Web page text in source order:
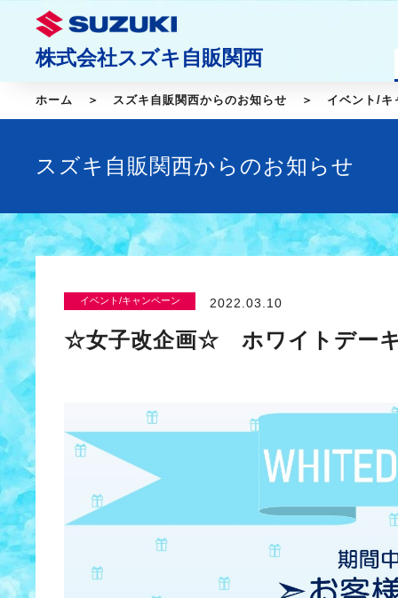
株式会社スズキ自販関西
ホーム スズキ自販関西からのお知らせ イベント/キ
スズキ自販関西からのお知らせ
イベント/キャンペーン 2022.03.10
☆女子改企画☆ ホワイトデー